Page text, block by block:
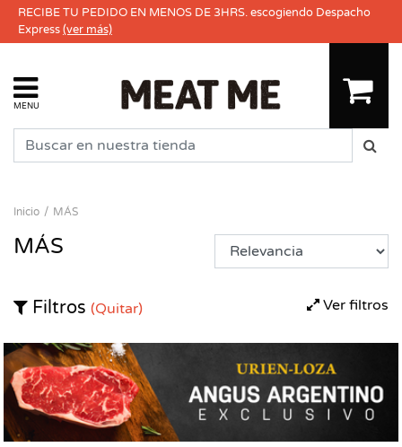
RECIBE TU PEDIDO EN MENOS DE 3HRS. escogiendo Despacho
Express(ver más)
MENU
Inicio MÁS
MÁS
Ver filtros
Filtros (Quitar)